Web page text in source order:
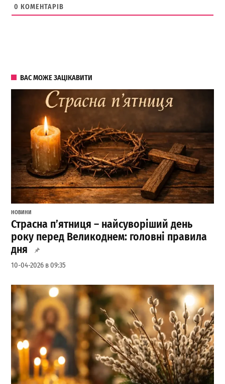
0 КОМЕНТАРІВ
ВАС МОЖЕ ЗАЦІКАВИТИ
НОВИНИ
Страсна п’ятниця – найсуворіший день
року перед Великоднем: головні правила
дня
10-04-2026 в 09:35